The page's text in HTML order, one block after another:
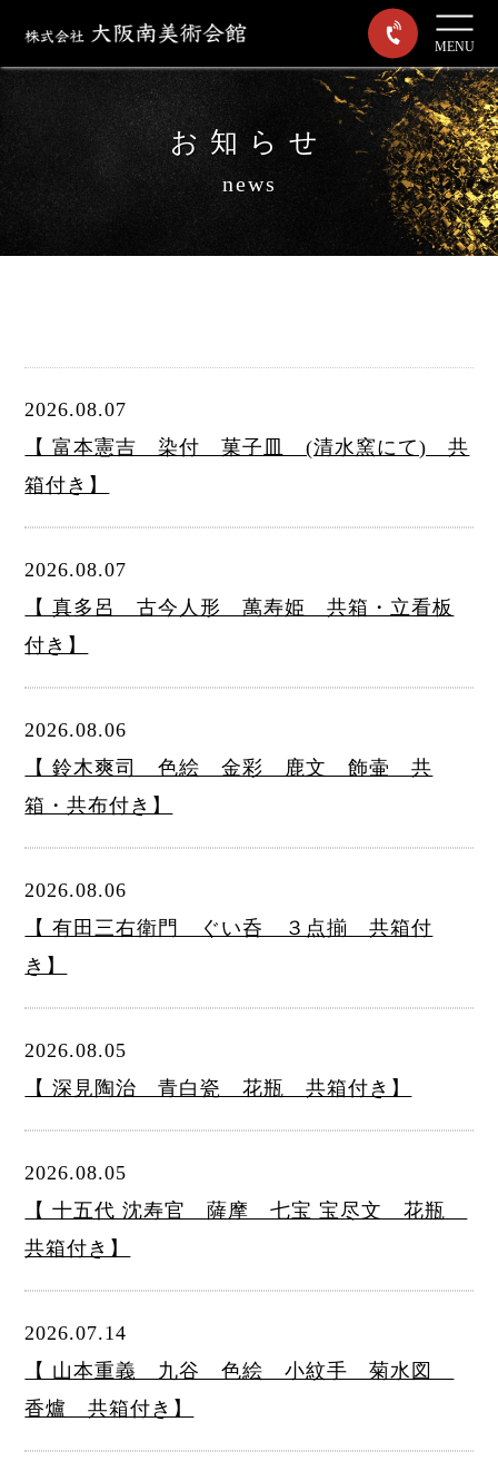
MENU
お知らせ
news
2026.08.07
【 富本憲吉 染付 菓子皿 (清水窯にて) 共
箱付き】
2026.08.07
【 真多呂 古今人形 萬寿姫 共箱・立看板
付き】
2026.08.06
【 鈴木爽司 色絵 金彩 鹿文 飾壷 共
箱・共布付き】
2026.08.06
【 有田三右衛門 ぐい呑 ３点揃 共箱付
き】
2026.08.05
【 深見陶治 青白瓷 花瓶 共箱付き】
2026.08.05
【 十五代 沈寿官 薩摩 七宝 宝尽文 花瓶
共箱付き】
2026.07.14
【 山本重義 九谷 色絵 小紋手 菊水図
香爐 共箱付き】